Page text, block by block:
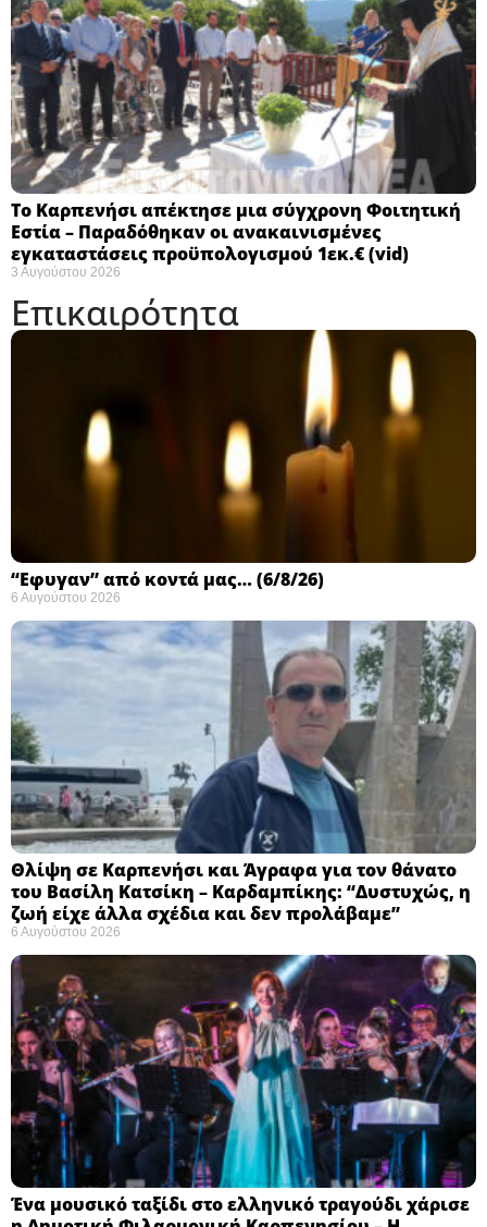
Το Καρπενήσι απέκτησε μια σύγχρονη Φοιτητική
Εστία – Παραδόθηκαν οι ανακαινισμένες
εγκαταστάσεις προϋπολογισμού 1εκ.€ (vid)
3 Αυγούστου 2026
Επικαιρότητα
“Εφυγαν” από κοντά μας… (6/8/26)
6 Αυγούστου 2026
Θλίψη σε Καρπενήσι και Άγραφα για τον θάνατο
του Βασίλη Κατσίκη – Καρδαμπίκης: “Δυστυχώς, η
ζωή είχε άλλα σχέδια και δεν προλάβαμε”
6 Αυγούστου 2026
Ένα μουσικό ταξίδι στο ελληνικό τραγούδι χάρισε